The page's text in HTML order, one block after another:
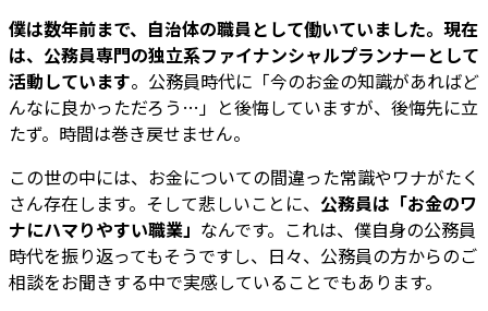
僕は数年前まで、自治体の職員として働いていました。現在
は、公務員専門の独立系ファイナンシャルプランナーとして
活動しています。公務員時代に「今のお金の知識があればど
んなに良かっただろう…」と後悔していますが、後悔先に立
たず。時間は巻き戻せません。
この世の中には、お金についての間違った常識やワナがたく
さん存在します。そして悲しいことに、 公務員は「お金のワ
ナにハマりやすい職業」 なんです。これは、僕自身の公務員
時代を振り返ってもそうですし、日々、公務員の方からのご
相談をお聞きする中で実感していることでもあります。